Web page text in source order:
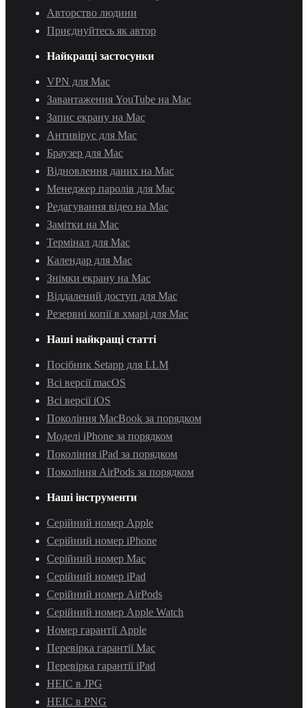
Авторство людини
Приєднуйтесь як автор
Найкращі застосунки
VPN для Mac
Завантаження YouTube на Mac
Запис екрану на Mac
Антивірус для Mac
Браузер для Mac
Відновлення даних на Mac
Менеджер паролів для Mac
Редагування відео на Mac
Замітки на Mac
Термінал для Mac
Календар для Mac
Знімки екрану на Mac
Віддалений доступ для Mac
Резервні копії в хмарі для Mac
Наші найкращі статті
Посібник Setapp для LLM
Всі версії macOS
Всі версії iOS
Покоління MacBook за порядком
Моделі iPhone за порядком
Покоління iPad за порядком
Покоління AirPods за порядком
Наші інструменти
Серійний номер Apple
Серійний номер iPhone
Серійний номер Mac
Серійний номер iPad
Серійний номер AirPods
Серійний номер Apple Watch
Номер гарантії Apple
Перевірка гарантії Mac
Перевірка гарантії iPad
HEIC в JPG
HEIC в PNG